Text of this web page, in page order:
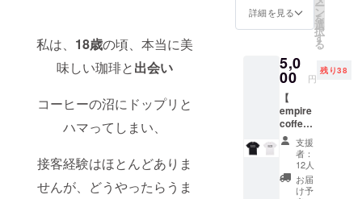
私は、 18歳の頃、本当に美
味しい珈琲と出会い
コーヒーの沼にドップリと
ハマってしまい、
接客経験はほとんどありま
せんが、どうやったらうま
バッグ
を 30個
お送り
す。 お
気に入
りのマ
グにド
リップ
バッグ
をセッ
トして
お湯を
注ぐ だ
けで簡
詳細を見る ー
ン
を
選
択
す
る
5,0
00 円
残り38
【
empire
coffee
roaster
s Tシャ
ツ +ド
リップ
バッグ
支援
者：
12人
お届
け予